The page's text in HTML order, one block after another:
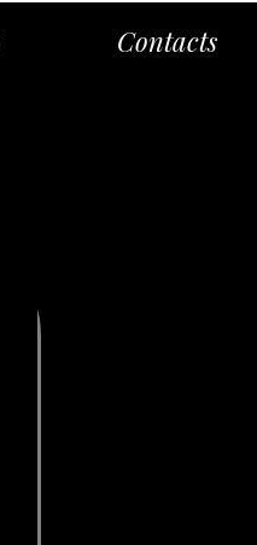
Contacts